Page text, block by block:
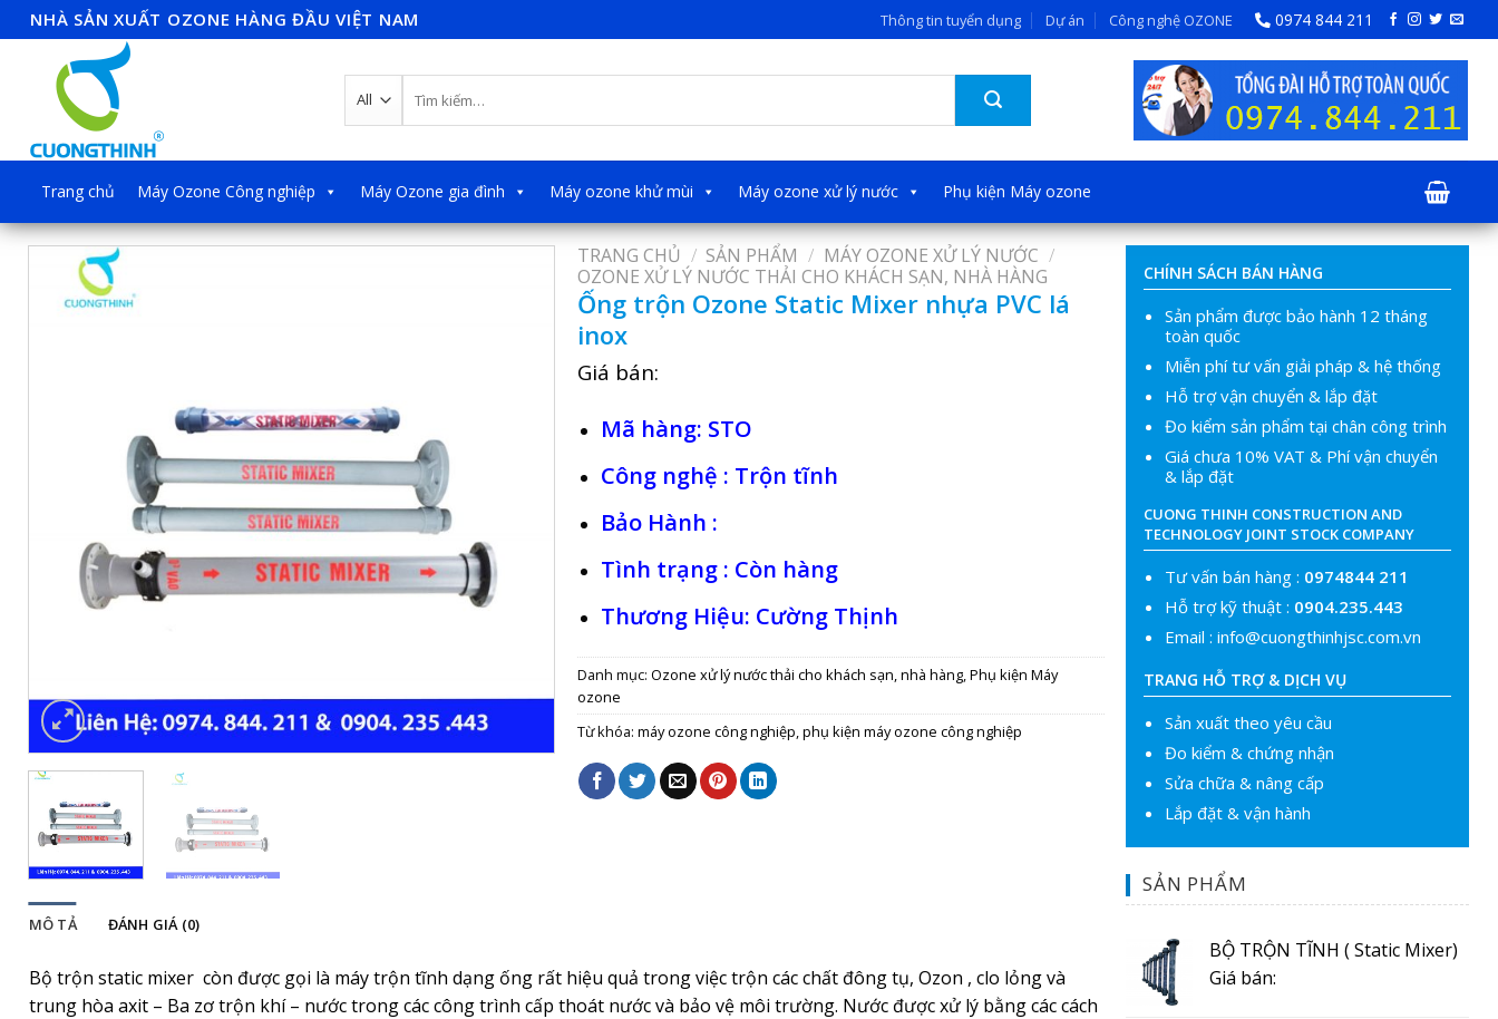
Skip
to
content
NHÀ SẢN XUẤT OZONE HÀNG ĐẦU VIỆT NAM Thông tin tuyển dụng Dự án Công nghệ OZONE 0974 844 211
kiếm:
Trang chủ Máy Ozone Công nghiệp Máy Ozone gia đình Máy ozone khử mùi Máy ozone xử lý nước Phụ kiện Máy ozone
TRANG CHỦ / SẢN PHẨM / MÁY OZONE XỬ LÝ NƯỚC /
OZONE XỬ LÝ NƯỚC THẢI CHO KHÁCH SẠN, NHÀ HÀNG
Ống trộn Ozone Static Mixer nhựa PVC lá
inox
Giá bán:
Mã hàng: STO
Công nghệ : Trộn tĩnh
Bảo Hành :
Tình trạng : Còn hàng
Thương Hiệu: Cường Thịnh
Danh mục: Ozone xử lý nước thải cho khách sạn, nhà hàng,Phụ kiện Máy
ozone
Từ khóa: máy ozone công nghiệp,phụ kiện máy ozone công nghiệp
MÔ TẢ ĐÁNH GIÁ (0)
Bộ trộn static mixer còn được gọi là máy trộn tĩnh dạng ống rất hiệu quả trong việc trộn các chất đông tụ, Ozon , clo lỏng và
trung hòa axit – Ba zơ trộn khí – nước trong các công trình cấp thoát nước và bảo vệ môi trường. Nước được xử lý bằng các cách
CHÍNH SÁCH BÁN HÀNG
Sản phẩm được bảo hành 12 tháng
toàn quốc
Miễn phí tư vấn giải pháp & hệ thống
Hỗ trợ vận chuyển & lắp đặt
Đo kiểm sản phẩm tại chân công trình
Giá chưa 10% VAT & Phí vận chuyển
& lắp đặt
CUONG THINH CONSTRUCTION AND
TECHNOLOGY JOINT STOCK COMPANY
Tư vấn bán hàng : 0974844 211
Hỗ trợ kỹ thuật : 0904.235.443
Email :info@cuongthinhjsc.com.vn
TRANG HỖ TRỢ & DỊCH VỤ
Sản xuất theo yêu cầu
Đo kiểm & chứng nhận
Sửa chữa & nâng cấp
Lắp đặt & vận hành
SẢN PHẨM
BỘ TRỘN TĨNH ( Static Mixer)
Giá bán: